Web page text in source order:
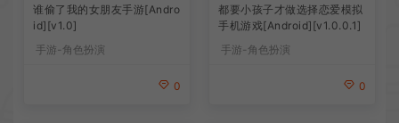
谁偷了我的女朋友手游[Andro
id][v1.0]
手游-角色扮演
0
都要小孩子才做选择恋爱模拟
手机游戏[Android][v1.0.0.1]
手游-角色扮演
0